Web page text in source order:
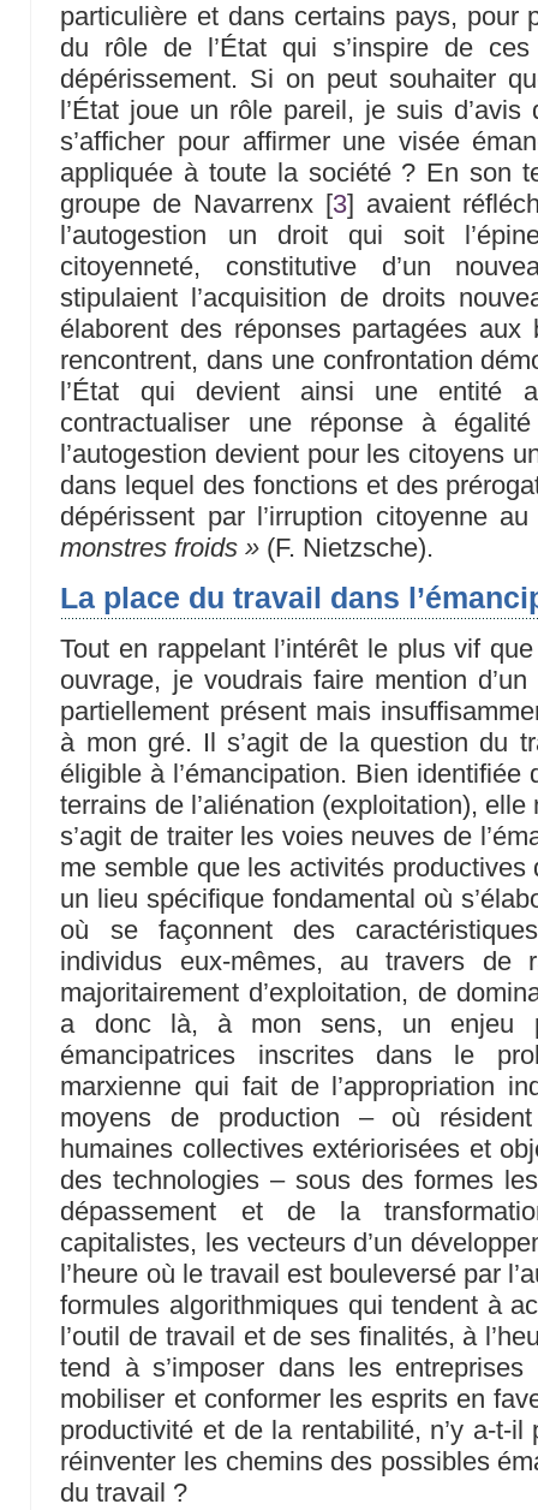
particulière et dans certains pays, pour
du rôle de l’État qui s’inspire de
dépérissement. Si on peut souhaiter
l’État joue un rôle pareil, je suis
s’afficher pour affirmer une visée
appliquée à toute la société ? En son
groupe de Navarrenx [3] avaient
l’autogestion un droit qui soit
citoyenneté, constitutive d’un
stipulaient l’acquisition de droits
élaborent des réponses partagées aux
rencontrent, dans une confrontation
l’État qui devient ainsi une entité
contractualiser une réponse à
l’autogestion devient pour les citoyens
dans lequel des fonctions et des
dépérissent par l’irruption citoyenne
monstres froids » (F. Nietzsche).
La place du travail dans
Tout en rappelant l’intérêt le plus vif
ouvrage, je voudrais faire mention
partiellement présent mais
à mon gré. Il s’agit de la question du
éligible à l’émancipation. Bien
terrains de l’aliénation (exploitation), elle
s’agit de traiter les voies neuves de
me semble que les activités
un lieu spécifique fondamental où
où se façonnent des
individus eux-mêmes, au travers de
majoritairement d’exploitation, de
a donc là, à mon sens, un enjeu
émancipatrices inscrites dans le
marxienne qui fait de l’appropriation
moyens de production – où
humaines collectives extériorisées et
des technologies – sous des formes
dépassement et de la
capitalistes, les vecteurs d’un
l’heure où le travail est bouleversé par
formules algorithmiques qui tendent à
l’outil de travail et de ses finalités, à
tend à s’imposer dans les
mobiliser et conformer les esprits en
productivité et de la rentabilité, n’y a-t-il
réinventer les chemins des possibles
du travail ?